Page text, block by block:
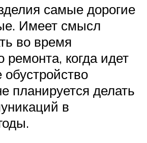
самые дорогие
Имеет смысл
во время
ремонта, когда идет
планируется делать
в